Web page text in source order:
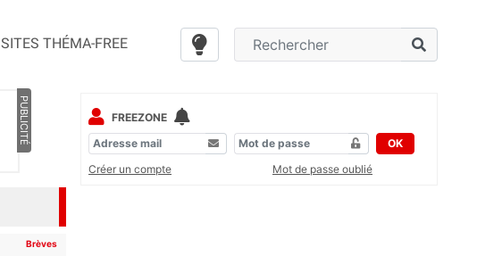
SITES THÉMA-FREE
PUBLICITÉ
Brèves
FREEZONE
OK
Créer un compte
Mot de passe oublié